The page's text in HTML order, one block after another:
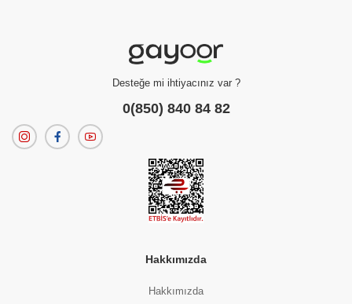
Desteğe mi ihtiyacınız var ?
0(850) 840 84 82
Hakkımızda
Hakkımızda